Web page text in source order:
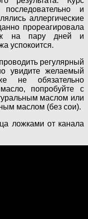
и
аллергические
прореагировала
на пару дней и
успокоится.
регулярный
увидите желаемый
не обязательно
попробуйте с
маслом или
маслом (без сои).
ложками от канала